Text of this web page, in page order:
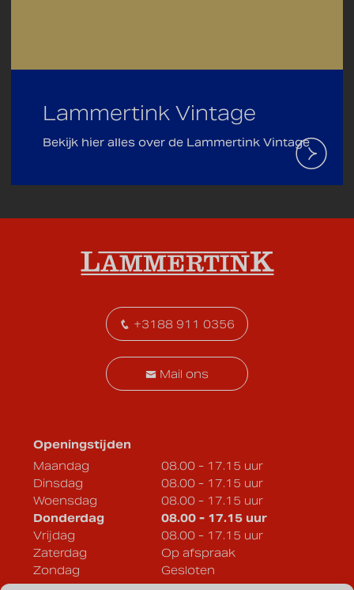
Lammertink Vintage
Bekijk hier alles over de Lammertink Vintage
Openingstijden
Maandag
08.00 - 17.15 uur
Dinsdag
08.00 - 17.15 uur
Woensdag
08.00 - 17.15 uur
Donderdag
08.00 - 17.15 uur
Vrijdag
08.00 - 17.15 uur
Zaterdag
Op afspraak
Zondag
Gesloten
+3188 911 0356
Mail ons